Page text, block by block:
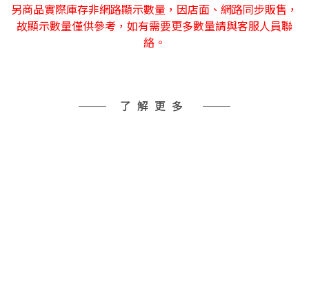
另商品實際庫存非網路顯示數量，因店面、網路同步販售，
故顯示數量僅供參考，如有需要更多數量請與客服人員聯
絡。
了解更多